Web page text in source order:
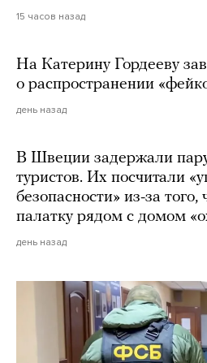
15 часов назад
На Катерину Гордееву
о распространении
день назад
В Швеции задержали
туристов. Их посчитали
безопасности» из-за
палатку рядом с домом
день назад